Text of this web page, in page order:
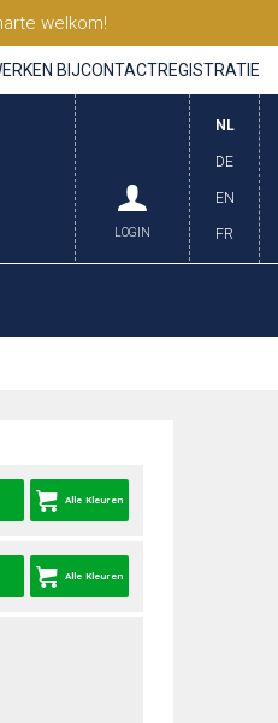
welkom!
BIJCONTACTREGISTRATIE
NL
DE
EN
FR
LOGIN
Alle Kleuren
Alle Kleuren